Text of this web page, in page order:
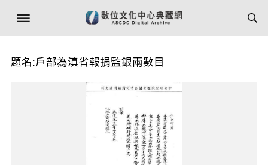
題名:戶部為滇省報捐監銀兩數目